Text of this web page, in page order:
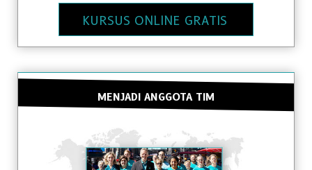
KURSUS ONLINE GRATIS
MENJADI ANGGOTA TIM